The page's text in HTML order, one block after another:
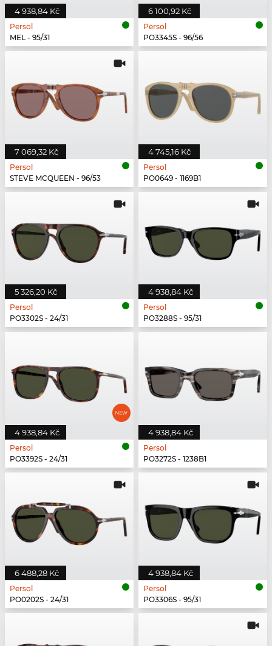
4 938,84 Kč
Persol
MEL - 95/31
6 100,92 Kč
Persol
PO3345S - 96/56
7 069,32 Kč
Persol
STEVE MCQUEEN - 96/53
4 745,16 Kč
Persol
PO0649 - 1169B1
5 326,20 Kč
Persol
PO3302S - 24/31
4 938,84 Kč
Persol
PO3288S - 95/31
4 938,84 Kč
Persol
PO3392S - 24/31
4 938,84 Kč
Persol
PO3272S - 1238B1
6 488,28 Kč
Persol
PO0202S - 24/31
4 938,84 Kč
Persol
PO3306S - 95/31